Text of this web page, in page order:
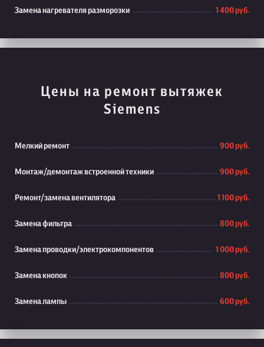
Замена нагревателя разморозки 1 400 руб.
Цены на ремонт вытяжек
Siemens
Мелкий ремонт 900 руб.
Монтаж/демонтаж встроенной техники 900 руб.
Ремонт/замена вентилятора 1 100 руб.
Замена фильтра 800 руб.
Замена проводки/электрокомпонентов 1 000 руб.
Замена кнопок 800 руб.
Замена лампы 600 руб.